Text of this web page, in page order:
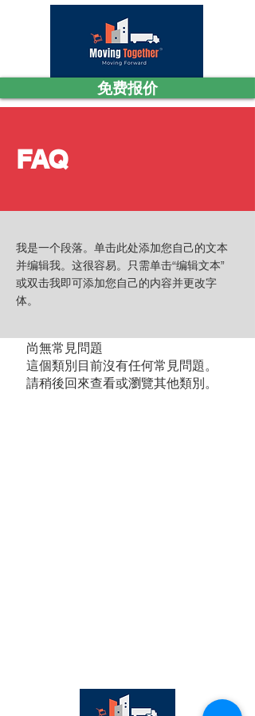
免费报价
FAQ
我是一个段落。单击此处添加您自己的文本
并编辑我。这很容易。只需单击“编辑文本”
或双击我即可添加您自己的内容并更改字
体。
尚無常見問題
這個類別目前沒有任何常見問題。
請稍後回來查看或瀏覽其他類別。